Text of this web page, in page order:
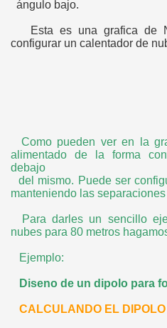
ángulo bajo.
Esta es una grafica de
configurar un calentador de
Como pueden ver en la
alimentado de la forma
debajo
del mismo. Puede ser
manteniendo las
Para darles un sencillo
nubes para 80 metros
Ejemplo:
Diseno de un dipolo para
CALCULANDO EL DIPOLO